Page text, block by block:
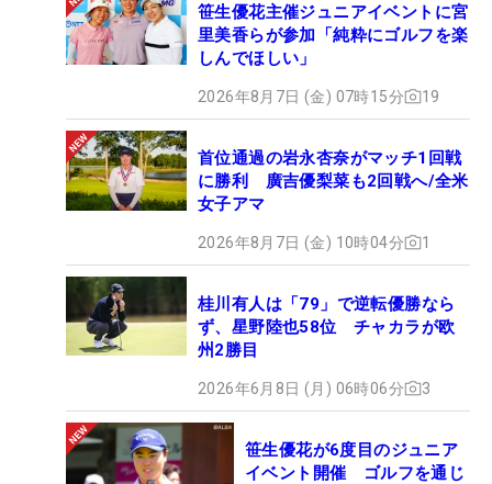
笹生優花主催ジュニアイベントに宮
里美香らが参加「純粋にゴルフを楽
しんでほしい」
2026年8月7日 (金) 07時15分 19
首位通過の岩永杏奈がマッチ1回戦
に勝利 廣吉優梨菜も2回戦へ/全米
女子アマ
2026年8月7日 (金) 10時04分 1
桂川有人は「79」で逆転優勝なら
ず、星野陸也58位 チャカラが欧
州2勝目
2026年6月8日 (月) 06時06分 3
笹生優花が6度目のジュニア
イベント開催 ゴルフを通じ